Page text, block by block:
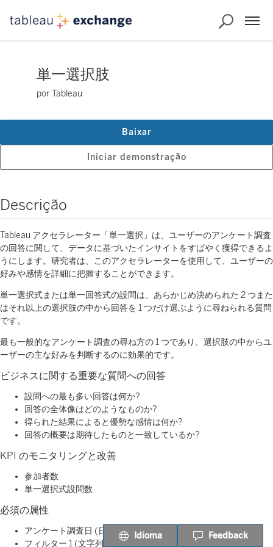
単一選択肢
por Tableau
Iniciar demonstração
Baixar
Descrição
Tableau アクセラレーター「単一選択」は、ユーザーのアンケート調査
の回答に関して、データに基づいたインサイトをすばやく獲得できるよ
うにします。研究者は、このアクセラレーターを使用して、ユーザーの
好みや感情を詳細に把握することができます。
単一選択式または単一回答式の設問は、あらかじめ決められた 2 つまた
はそれ以上の選択肢の中から回答を 1 つだけ選ぶように尋ねられる質問
です。
最も一般的なアンケート調査の尋ね方の 1 つであり、選択肢の中からユ
ーザーの主な好みを判断するのに効果的です。
ビジネスに関する重要な質問への回答
設問への最も多い回答は何か?
回答の全体像はどのようなものか?
得られた結果によると優勢な感情は何か?
回答の概要は期待したものと一致しているか?
KPI のモニタリングと改善
参加者数
単一選択式設問数
必須の属性
アンケート調査日 (日付)
フィルター 1 (文字列)
Idioma Feedback